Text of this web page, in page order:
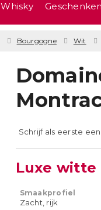
Whisky Geschenken
Bourgogne Wit
Schrijf als eerste
Luxe witte
Smaakprofiel
Zacht, rijk